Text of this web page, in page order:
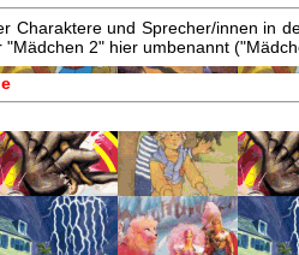
Charaktere und Sprecher/innen in
2" hier umbenannt